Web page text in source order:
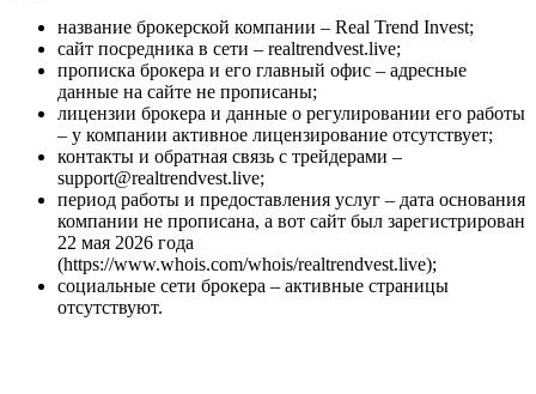
название брокерской компании – Real Trend Invest;
сайт посредника в сети – realtrendvest.live;
прописка брокера и его главный офис – адресные
данные на сайте не прописаны;
лицензии брокера и данные о регулировании его работы
– у компании активное лицензирование отсутствует;
контакты и обратная связь с трейдерами –
support@realtrendvest.live;
период работы и предоставления услуг – дата основания
компании не прописана, а вот сайт был зарегистрирован
22 мая 2026 года
(https://www.whois.com/whois/realtrendvest.live);
социальные сети брокера – активные страницы
отсутствуют.